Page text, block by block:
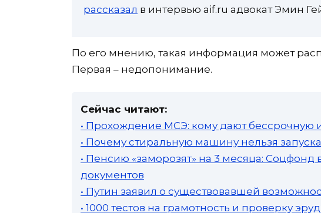
рассказал в интервью aif.ru адвокат Эмин
По его мнению, такая информация может
Первая – недопонимание.
Сейчас читают:
• Прохождение МСЭ: кому дают бессрочную
• Почему стиральную машину нельзя
• Пенсию «заморозят» на 3 месяца: Соцфонд
документов
• Путин заявил о существовавшей
• 1000 тестов на грамотность и проверку